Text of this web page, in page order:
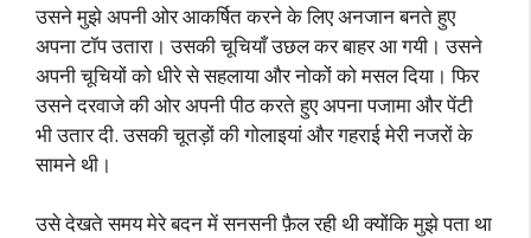
उसने मुझे अपनी ओर आकर्षित करने के लिए अनजान बनते हुए
अपना टॉप उतारा। उसकी चूचियाँ उछल कर बाहर आ गयी। उसने
अपनी चूचियों को धीरे से सहलाया और नोकों को मसल दिया। फिर
उसने दरवाजे की ओर अपनी पीठ करते हुए अपना पजामा और पेंटी
भी उतार दी. उसकी चूतड़ों की गोलाइयां और गहराई मेरी नजरों के
सामने थी।
उसे देखते समय मेरे बदन में सनसनी फ़ैल रही थी क्योंकि मुझे पता था